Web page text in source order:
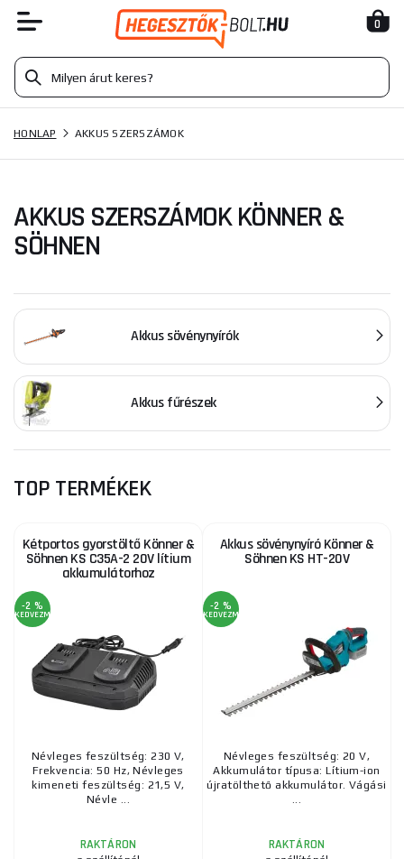
0
HONLAP AKKUS SZERSZÁMOK
AKKUS SZERSZÁMOK KÖNNER &
SÖHNEN
Akkus sövénynyírók
Akkus fűrészek
TOP TERMÉKEK
Kétportos gyorstöltő Könner &
Söhnen KS C35A-2 20V lítium
akkumulátorhoz
-2 %
KEDVEZMÉNY
Névleges feszültség: 230 V,
Frekvencia: 50 Hz, Névleges
kimeneti feszültség: 21,5 V,
Névle ...
RAKTÁRON
Akkus sövénynyíró Könner &
Söhnen KS HT-20V
-2 %
KEDVEZMÉNY
Névleges feszültség: 20 V,
Akkumulátor típusa: Lítium-ion
újratölthető akkumulátor. Vágási
...
RAKTÁRON